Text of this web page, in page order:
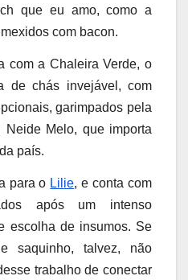
que eu amo, como a
com bacon.
com a Chaleira Verde, o
de chás invejável, com
garimpados pela
Neide Melo, que importa
país.
para o Lilie, e conta com
após um intenso
escolha de insumos. Se
saquinho, talvez, não
trabalho de conectar